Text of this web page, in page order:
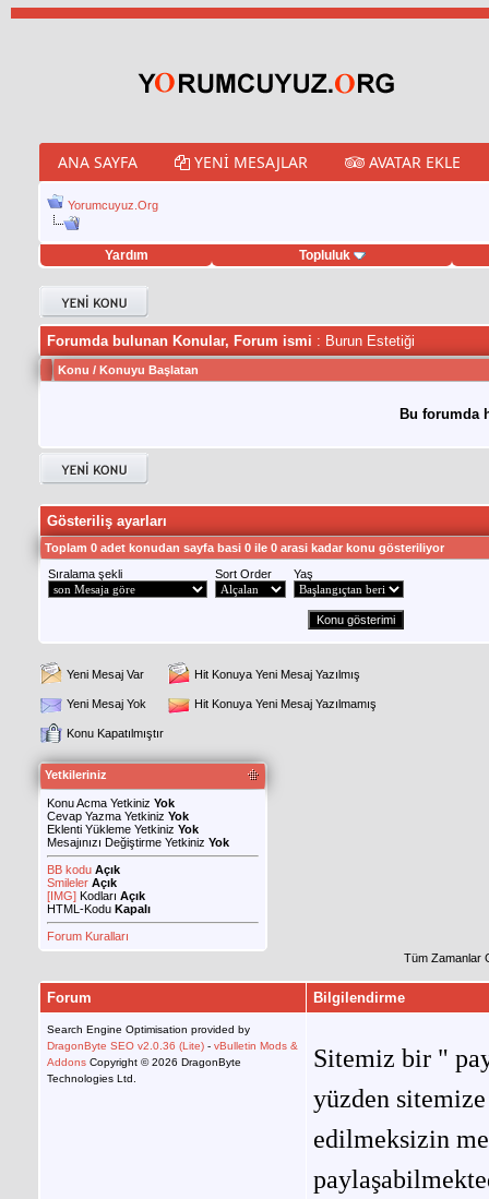
ANA SAYFA YENI MESAJLAR AVATAR EKLE
Yorumcuyuz.Org
Yardım Topluluk
hilesi
Forumda bulunan Konular, Forum ismi : Burun Estetiği
Konu / Konuyu Başlatan
Bu forumda
Gösteriliş ayarları
Toplam 0 adet konudan sayfa basi 0 ile 0 arasi kadar konu gösteriliyor
Sıralama şekli
Sort Order Yaş
Yeni Mesaj Var Hit Konuya Yeni Mesaj Yazılmış
Yeni Mesaj Yok Hit Konuya Yeni Mesaj Yazılmamış
Konu Kapatılmıştır
Yetkileriniz
Konu Acma Yetkiniz Yok
Cevap Yazma Yetkiniz Yok
Eklenti Yükleme Yetkiniz Yok
Mesajınızı Değiştirme Yetkiniz Yok
BB kodu Açık
Smileler Açık
[IMG] Kodları Açık
HTML-Kodu Kapalı
Forum Kuralları
Tüm Zamanlar
Forum Bilgilendirme
Search Engine Optimisation provided by
DragonByte SEO v2.0.36 (Lite) - vBulletin Mods &
Addons Copyright © 2026 DragonByte
Technologies Ltd.
Sitemiz bir "
yüzden
edilmeksizin